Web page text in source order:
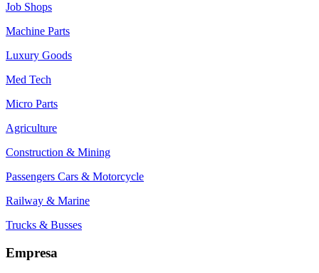
Job Shops
Machine Parts
Luxury Goods
Med Tech
Micro Parts
Agriculture
Construction & Mining
Passengers Cars & Motorcycle
Railway & Marine
Trucks & Busses
Empresa